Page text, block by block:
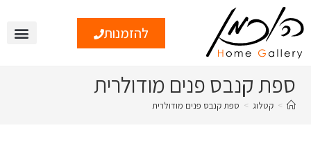
להזמנות
ספת קנבס פנים מודולרית
> קטלוג > ספת קנבס פנים מודולרית